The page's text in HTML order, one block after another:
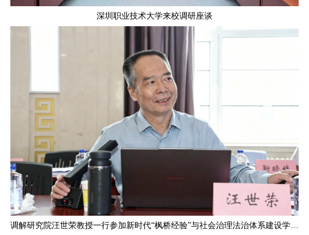
深圳职业技术大学来校调研座谈